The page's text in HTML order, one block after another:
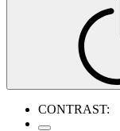
CONTRAST: